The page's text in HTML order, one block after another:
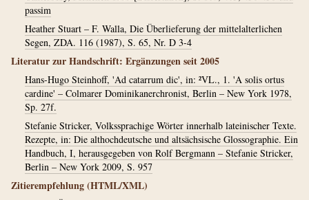
passim
Heather Stuart – F. Walla, Die Überlieferung der mittelalterlichen
Segen, ZDA. 116 (1987), S. 65, Nr. D 3-4
Literatur zur Handschrift: Ergänzungen seit 2005
Hans-Hugo Steinhoff, 'Ad catarrum dic', in: ²VL., 1. 'A solis ortus
cardine' – Colmarer Dominikanerchronist, Berlin – New York 1978,
Sp. 27f.
Stefanie Stricker, Volkssprachige Wörter innerhalb lateinischer Texte.
Rezepte, in: Die althochdeutsche und altsächsische Glossographie. Ein
Handbuch, I, herausgegeben von Rolf Bergmann – Stefanie Stricker,
Berlin – New York 2009, S. 957
Zitierempfehlung (HTML/XML)